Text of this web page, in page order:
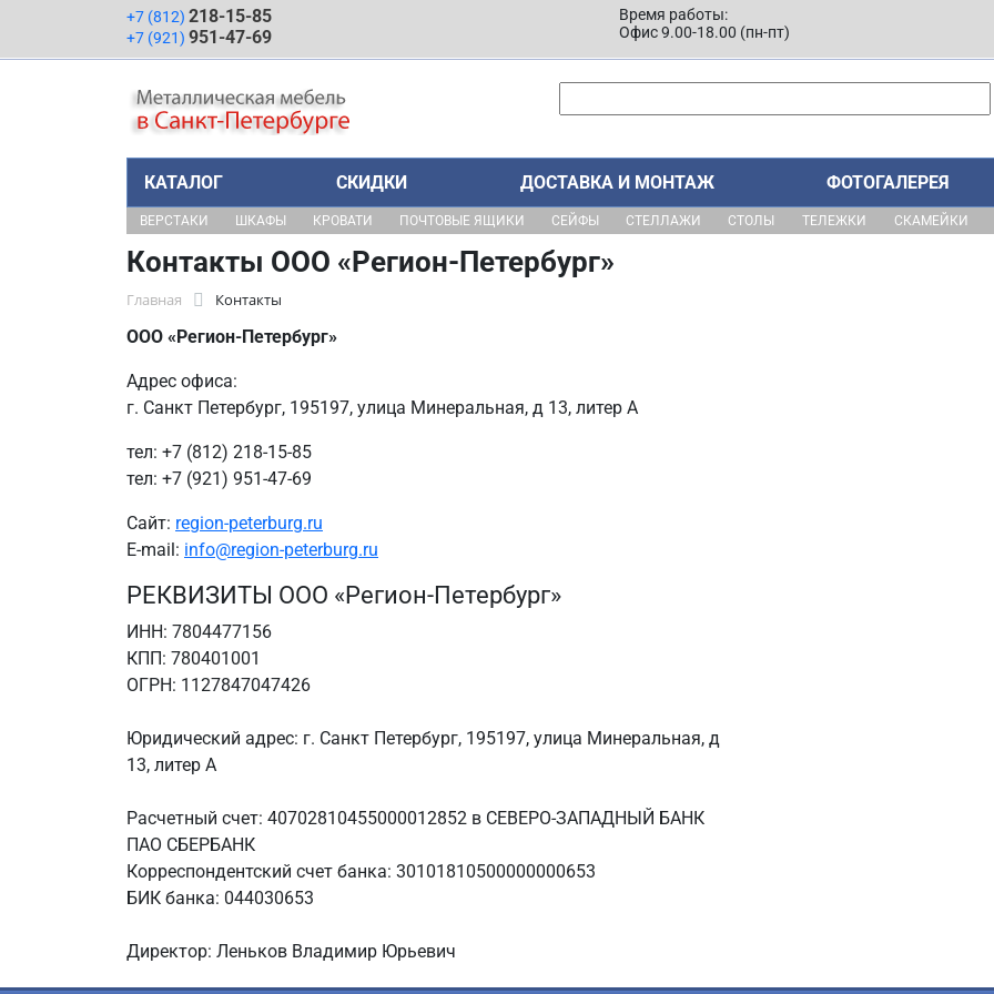
+7 (812) 218-15-85
+7 (921) 951-47-69
Время работы:
Офис 9.00-18.00 (пн-пт)
КАТАЛОГ СКИДКИ ДОСТАВКА И МОНТАЖ ФОТОГАЛЕРЕЯ
ВЕРСТАКИ ШКАФЫ КРОВАТИ ПОЧТОВЫЕ ЯЩИКИ СЕЙФЫ СТЕЛЛАЖИ СТОЛЫ ТЕЛЕЖКИ СКАМЕЙКИ
Контакты ООО «Регион-Петербург»
Главная Контакты
ООО «Регион-Петербург»
Адрес офиса:
г. Санкт Петербург, 195197, улица Минеральная, д 13, литер А
тел: +7 (812) 218-15-85
тел: +7 (921) 951-47-69
Сайт: region-peterburg.ru
E-mail: info@region-peterburg.ru
РЕКВИЗИТЫ ООО «Регион-Петербург»
ИНН: 7804477156
КПП: 780401001
ОГРН: 1127847047426
Юридический адрес: г. Санкт Петербург, 195197, улица Минеральная, д
13, литер А
Расчетный счет: 40702810455000012852 в СЕВЕРО-ЗАПАДНЫЙ БАНК
ПАО СБЕРБАНК
Корреспондентский счет банка: 30101810500000000653
БИК банка: 044030653
Директор: Леньков Владимир Юрьевич